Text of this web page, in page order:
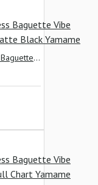
Воблер Madness Baguette Vibe 70 17 гр #R02 Matte Black Yamame